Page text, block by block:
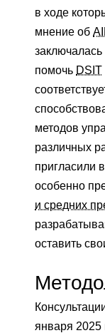
в ходе
мнение об
помочь DSIT
методов
различных
пригласили
особенно
и средних
оставить
января 2025